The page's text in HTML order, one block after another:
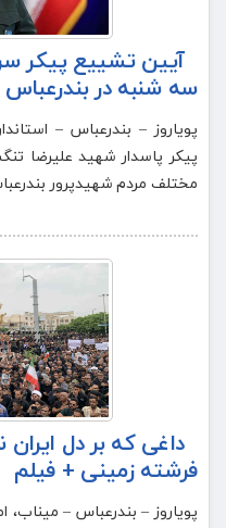
آیین تشییع پیکر
سه شنبه در بندرعباس
پویاروز – بندرعباس –
پیکر پاسدار شهید علیرضا
مختلف مردم شهیدپرور
فرشته زمینی + فیلم
پویاروز – بندرعباس –